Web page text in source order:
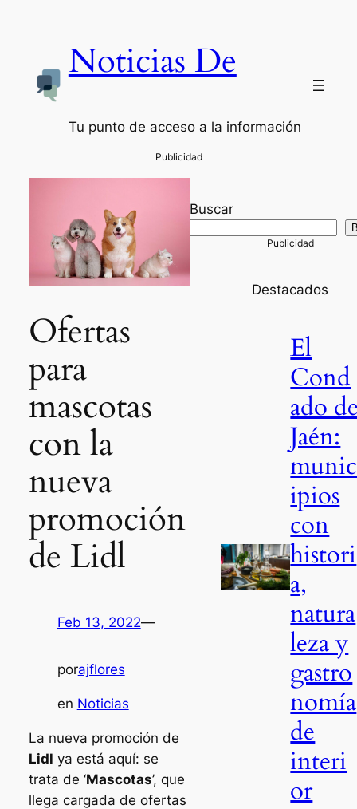
Noticias De
Tu punto de acceso a la información
Ofertas
para
mascotas
con la
nueva
promoción
de Lidl
Feb 13, 2022—
porajflores
en Noticias
La nueva promoción de
Lidl ya está aquí: se
trata de ‘Mascotas’, que
llega cargada de ofertas
Buscar
Destacados
El
Cond
ado
Jaén:
munic
ipios
con
histori
a,
natura
leza y
gastro
nomía
de
interi
or